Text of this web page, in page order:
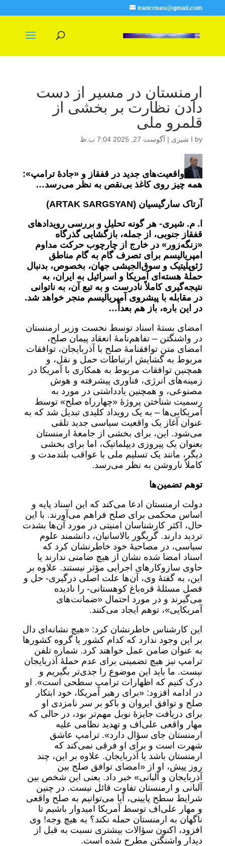
irancrises@gmail.com
ارمنستان در مسیر از دست
دادن نظارت بر بخشی از
قلمرو ملی
by ا شیری | آگوست 27, 2025 7:04 ب.ظ
واقعیت‌های جدید در قفقاز و «جادۀ ترامپ»:
همه چیز روی کاغذ بی‌نقص به نظر می‌رسد…
آرتاک سارگیسیان (ARTAK SARGSYAN
)
ا. م. شیری- هر گونه تحلیل و بررسی رویدادهای
قفقاز جنوبی، از جمله، بازگشایی گذرگاه
«زنگه‌زور» در خارج از چارچوب حرکت مداوم
امپریالیسم برای تصرف گام به گام مناطق
ژئوپلیتیک و سوق‌الجیشی جهان، بخصوص، بدنبال
حملۀ هسته‌ای آمریکا و اسرائیل به ایران، به
نتیجه‌گیری کاملاً نادرست و به تبع آن، به ناتوانی
در مقابله با پیشروی آمپریالیسم منجر خواهد شد.
در این باره، باز هم بعداً…
امضای بستۀ اسناد توسط نخست وزیر ارمنستان
در واشنگتن – تفاهم‌نامۀ انعقاد پیمان صلح،
امضای متن توافقنامۀ صلح با آذربایجان، توافقات
مربوط به گشایش ارتباطات حمل و نقل، و
همچنین توافقات مربوط به همکاری با آمریکا در
زمینه‌های انرژی، فناوری پیشرفته و هوش
مصنوعی، و همچنین یادداشتی در مورد به
رسمیت شناختن پروژۀ «چهارراه صلح» توسط
آمریکایی‌ها – به یک رویداد کلیدی تبدیل شد که به
عنوان آغاز یک واقعیت سیاسی جدید تلقی
می‌شود. این، برای بخشی از جامعۀ ارمنستان
بعنوان یک پیروزی دیپلماتیک، اما برای بخشی
دیگر، مانند یک تسلیم ملی با عواقب بلندمدت و
کاملاً ناروشن به نظر می‌رسد.
توهم تضمین‌ها
دولت ارمنستان ادعا می‌کند که این اسناد پایه و
اساس محکمی برای صلح فراهم می‌آورند. با این
حال، اکثر کارشناسان امنیتی در مورد آن‌ها بشدت
تردید دارند. گریگور بالاسانیان، دانشمند علوم
سیاسی، در مصاحبۀ خود خاطرنشان کرد که
اسناد امضا شده نشان از هیچ ضامنی ندارند یا
حاوی سازوکارهای اجرایی مؤثر نیستند. علاوه بر
این، به گفتۀ وی، آن‌ها علت اصلی درگیری- حل و
فصل مسئلۀ قره‌باغ کوهستانی- را نادیده
می‌گیرند و در مورد احتمال «ضمانت‌های
آمریکایی»، توهم ایجاد می‌کنند.
این کارشناس خاطرنشان کرد: «هیچ نشانه‌ای دال
بر این وجود ندارد که کدام کشور یا گروه کشورها
به عنوان ضامن عمل خواهند کرد. شماره تلفن
ترامپ نیز هیچ تضمینی برای عدم حملۀ آذربایجان
نیست. ما باید این موضوع را جدی‌تر بگیریم و
درک کنیم که اظهارات ترامپ سطحی است». او
در ادامه افزود: «برای رهبر آمریکا، خود ابتکار
صلح و توافق ایروان و باکو بر سر نامزدی او
برای دریافت جایزۀ نوبل مهم‌تر بود، در حالی که
مهار واقعی علی‌اف و تهدید نظامی علیه
ارمنستان جای سؤال دارد». ترامپ عاشق
شهرت است و برای او فرقی نمی‌کند که
ارمنستان باشد یا آذربایجان. علاوه بر این، چند
روز پیش، او از «امضای توافق صلح بین
آذربایجان و آلبانی» خبر داد. یعنی این شخص بین
آلبانی و ارمنستان تفاوت قائل نیست. در چنین
شرایط سطح پایینی، آیا می‌توانیم به صلح واقعی
و مهار علی‌اف توسط آمریکا امیدوار باشیم تا
ناگهان به ارمنستان حمله نکند؟ به هیچ وجه! وی
افزود، اکنون سؤالات بیشتری نسبت به قبل از
دیدار واشنگتن مطرح شده است.